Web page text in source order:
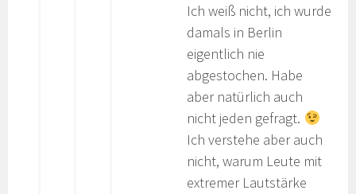
Ich weiß nicht, ich wurde
damals in Berlin
eigentlich nie
abgestochen. Habe
aber natürlich auch
nicht jeden gefragt.
Ich verstehe aber auch
nicht, warum Leute mit
extremer Lautstärke